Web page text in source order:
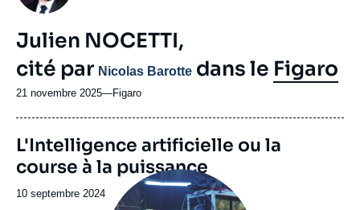
Julien NOCETTI,
cité par Nicolas Barotte dans le Figaro
21 novembre 2025—Nom
revue
émission
Figaro
Image
de
couverture
la
L'Intelligence artificielle ou la
course à la puissance
Date
10 septembre 2024
Image
principale
médiatique